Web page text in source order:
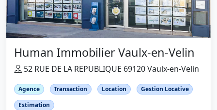
Human Immobilier Vaulx-en-Velin
52 RUE DE LA REPUBLIQUE 69120 Vaulx-en-Velin
Agence Transaction Location
Gestion Locative
Estimation